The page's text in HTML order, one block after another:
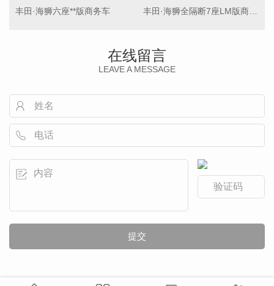
丰田·海狮六座**版商务车
在线留言
LEAVE A MESSAGE